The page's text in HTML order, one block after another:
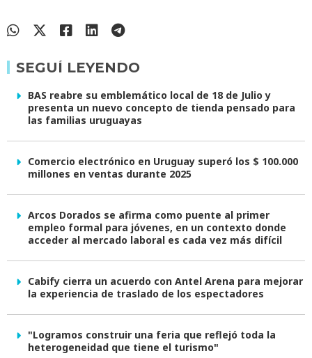
SEGUÍ LEYENDO
BAS reabre su emblemático local de 18 de Julio y
presenta un nuevo concepto de tienda pensado para
las familias uruguayas
Comercio electrónico en Uruguay superó los $ 100.000
millones en ventas durante 2025
Arcos Dorados se afirma como puente al primer
empleo formal para jóvenes, en un contexto donde
acceder al mercado laboral es cada vez más difícil
Cabify cierra un acuerdo con Antel Arena para mejorar
la experiencia de traslado de los espectadores
"Logramos construir una feria que reflejó toda la
heterogeneidad que tiene el turismo"